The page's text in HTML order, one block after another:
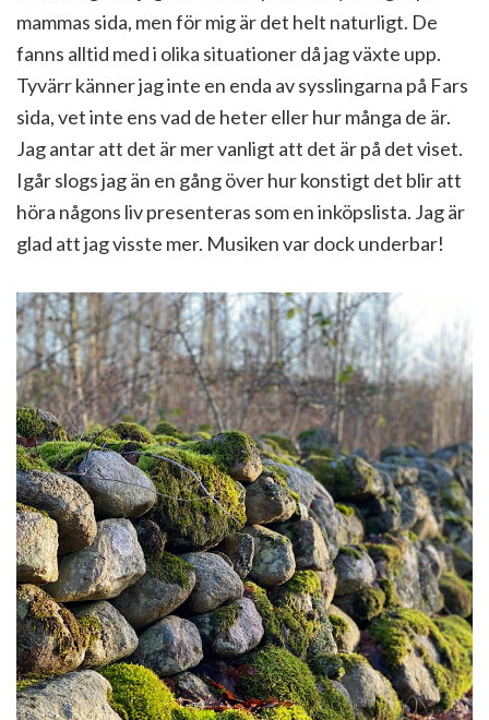
mammas sida, men för mig är det helt naturligt. De
fanns alltid med i olika situationer då jag växte upp.
Tyvärr känner jag inte en enda av sysslingarna på Fars
sida, vet inte ens vad de heter eller hur många de är.
Jag antar att det är mer vanligt att det är på det viset.
Igår slogs jag än en gång över hur konstigt det blir att
höra någons liv presenteras som en inköpslista. Jag är
glad att jag visste mer. Musiken var dock underbar!